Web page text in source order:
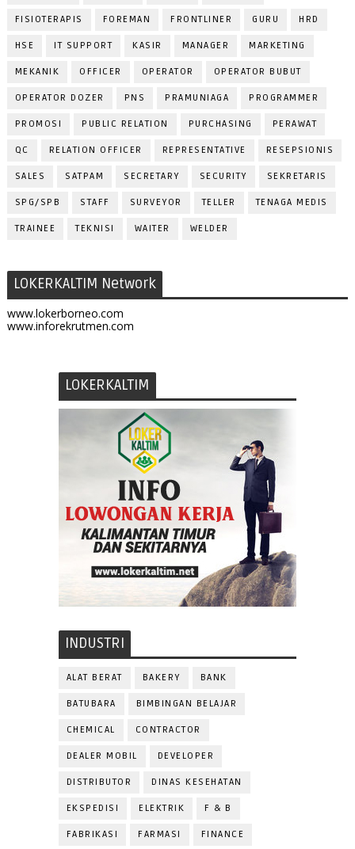
FISIOTERAPIS FOREMAN FRONTLINER GURU HRD
HSE IT SUPPORT KASIR MANAGER MARKETING
MEKANIK OFFICER OPERATOR OPERATOR BUBUT
OPERATOR DOZER PNS PRAMUNIAGA PROGRAMMER
PROMOSI PUBLIC RELATION PURCHASING PERAWAT
QC RELATION OFFICER REPRESENTATIVE RESEPSIONIS
SALES SATPAM SECRETARY SECURITY SEKRETARIS
SPG/SPB STAFF SURVEYOR TELLER TENAGA MEDIS
TRAINEE TEKNISI WAITER WELDER
LOKERKALTIM Network
www.lokerborneo.com
www.inforekrutmen.com
LOKERKALTIM
INDUSTRI
ALAT BERAT BAKERY BANK
BATUBARA BIMBINGAN BELAJAR
CHEMICAL CONTRACTOR
DEALER MOBIL DEVELOPER
DISTRIBUTOR DINAS KESEHATAN
EKSPEDISI ELEKTRIK F & B
FABRIKASI FARMASI FINANCE